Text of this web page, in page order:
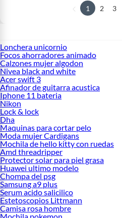
1 2 3
Lonchera unicornio
Focos ahorradores animado
Calzones mujer algodon
Nivea black and white
Acer swift 3
Afinador de guitarra acustica
Iphone 11 bateria
Nikon
Lock & lock
Dha
Maquinas para cortar pelo
Moda mujer Cardigans
Mochila de hello kitty con ruedas
Amd threadripper
Protector solar para piel grasa
Huawei ultimo modelo
Chompa del psg
Samsung a9 plus
Serum acido salicilico
Estetoscopios Littmann
Camisa rosa hombre